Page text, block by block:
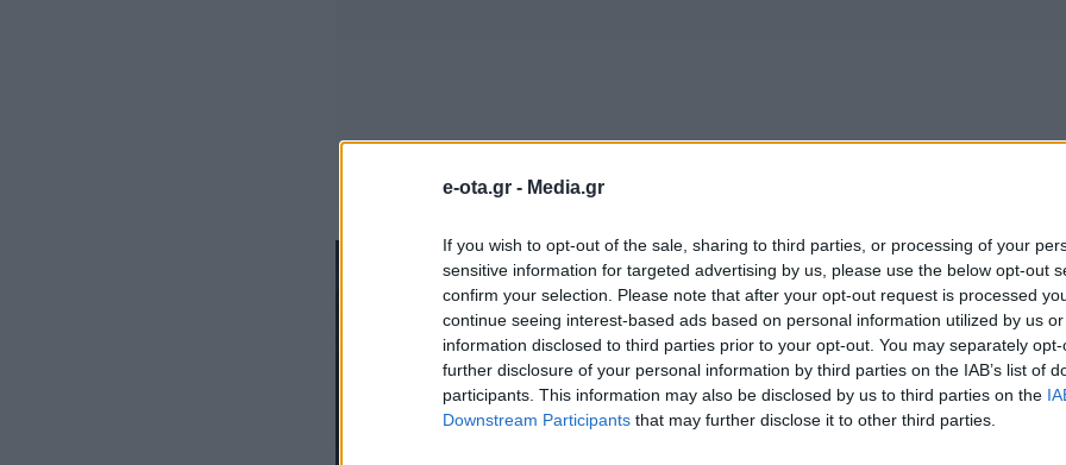
e-ota.gr - Media.gr
If you wish to opt-out of the sale, sharing to third parties, or processing of your
sensitive information for targeted advertising by us, please use the below opt-out
confirm your selection. Please note that after your opt-out request is processed
continue seeing interest-based ads based on personal information utilized by us
information disclosed to third parties prior to your opt-out. You may separately
further disclosure of your personal information by third parties on the IAB’s list of
participants. This information may also be disclosed by us to third parties on the
Downstream Participants that may further disclose it to other third parties.